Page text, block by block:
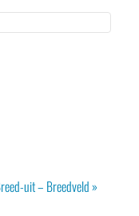
uit – Breedveld»